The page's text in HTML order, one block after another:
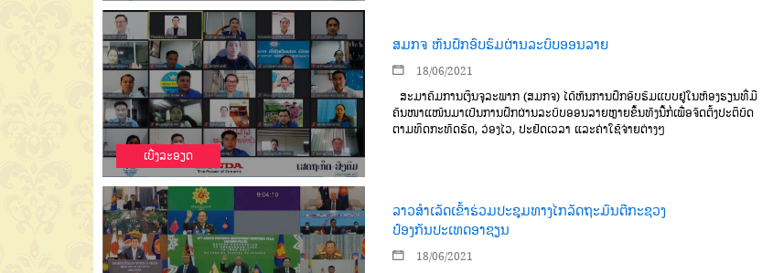
ເບີ່ງລະອຽດ
ສມກຈ ຫັນຝຶກອົບຮົມຜ່ານລະບົບອອນລາຍ
18/06/2021
ສະມາຄົມການເງິນຈຸລະພາກ (ສມກຈ) ໄດ້ຫັນການຝຶກອົບຮົມແບບຢູ່ໃນຫ້ອງຮຽນທີ່ມີ
ຄົນໜາແໜ້ນມາເປັນການຝຶກຜ່ານລະບົບອອນລາຍຫຼາຍຂຶ້ນທັງນີ້ກໍ່ເພື່ອຈັດຕັ້ງປະຕິບັດ
ຕາມທິດກະທັດຮັດ, ວ່ອງໄວ, ປະຢັດເວລາ ແລະຄ່າໃຊ້ຈ່າຍຕ່າງໆ
ລາວສຳເລັດເຂົ້າຮ່ວມປະຊຸມທາງໄກລັດຖະມົນຕີກະຊວງ
ປ້ອງກັນປະເທດອາຊຽນ
18/06/2021